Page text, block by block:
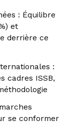
: Équilibre
et
derrière ce
:
cadres ISSB,
se conformer